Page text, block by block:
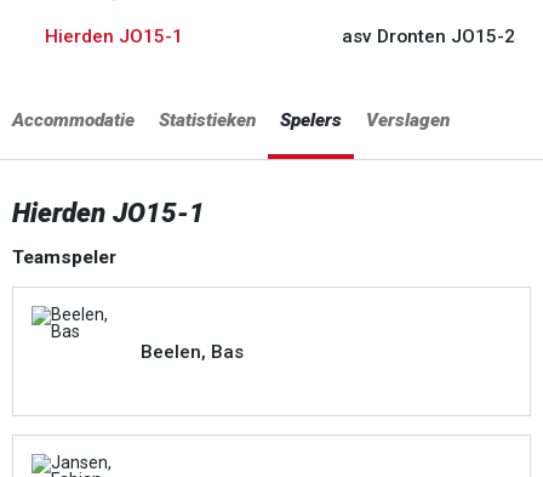
Hierden JO15-1 asv Dronten JO15-2
Accommodatie Statistieken Spelers Verslagen
Hierden JO15-1
Teamspeler
Beelen, Bas